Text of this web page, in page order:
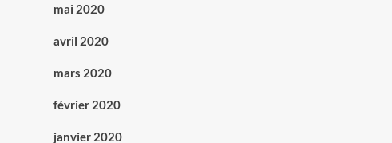
mai 2020
avril 2020
mars 2020
février 2020
janvier 2020